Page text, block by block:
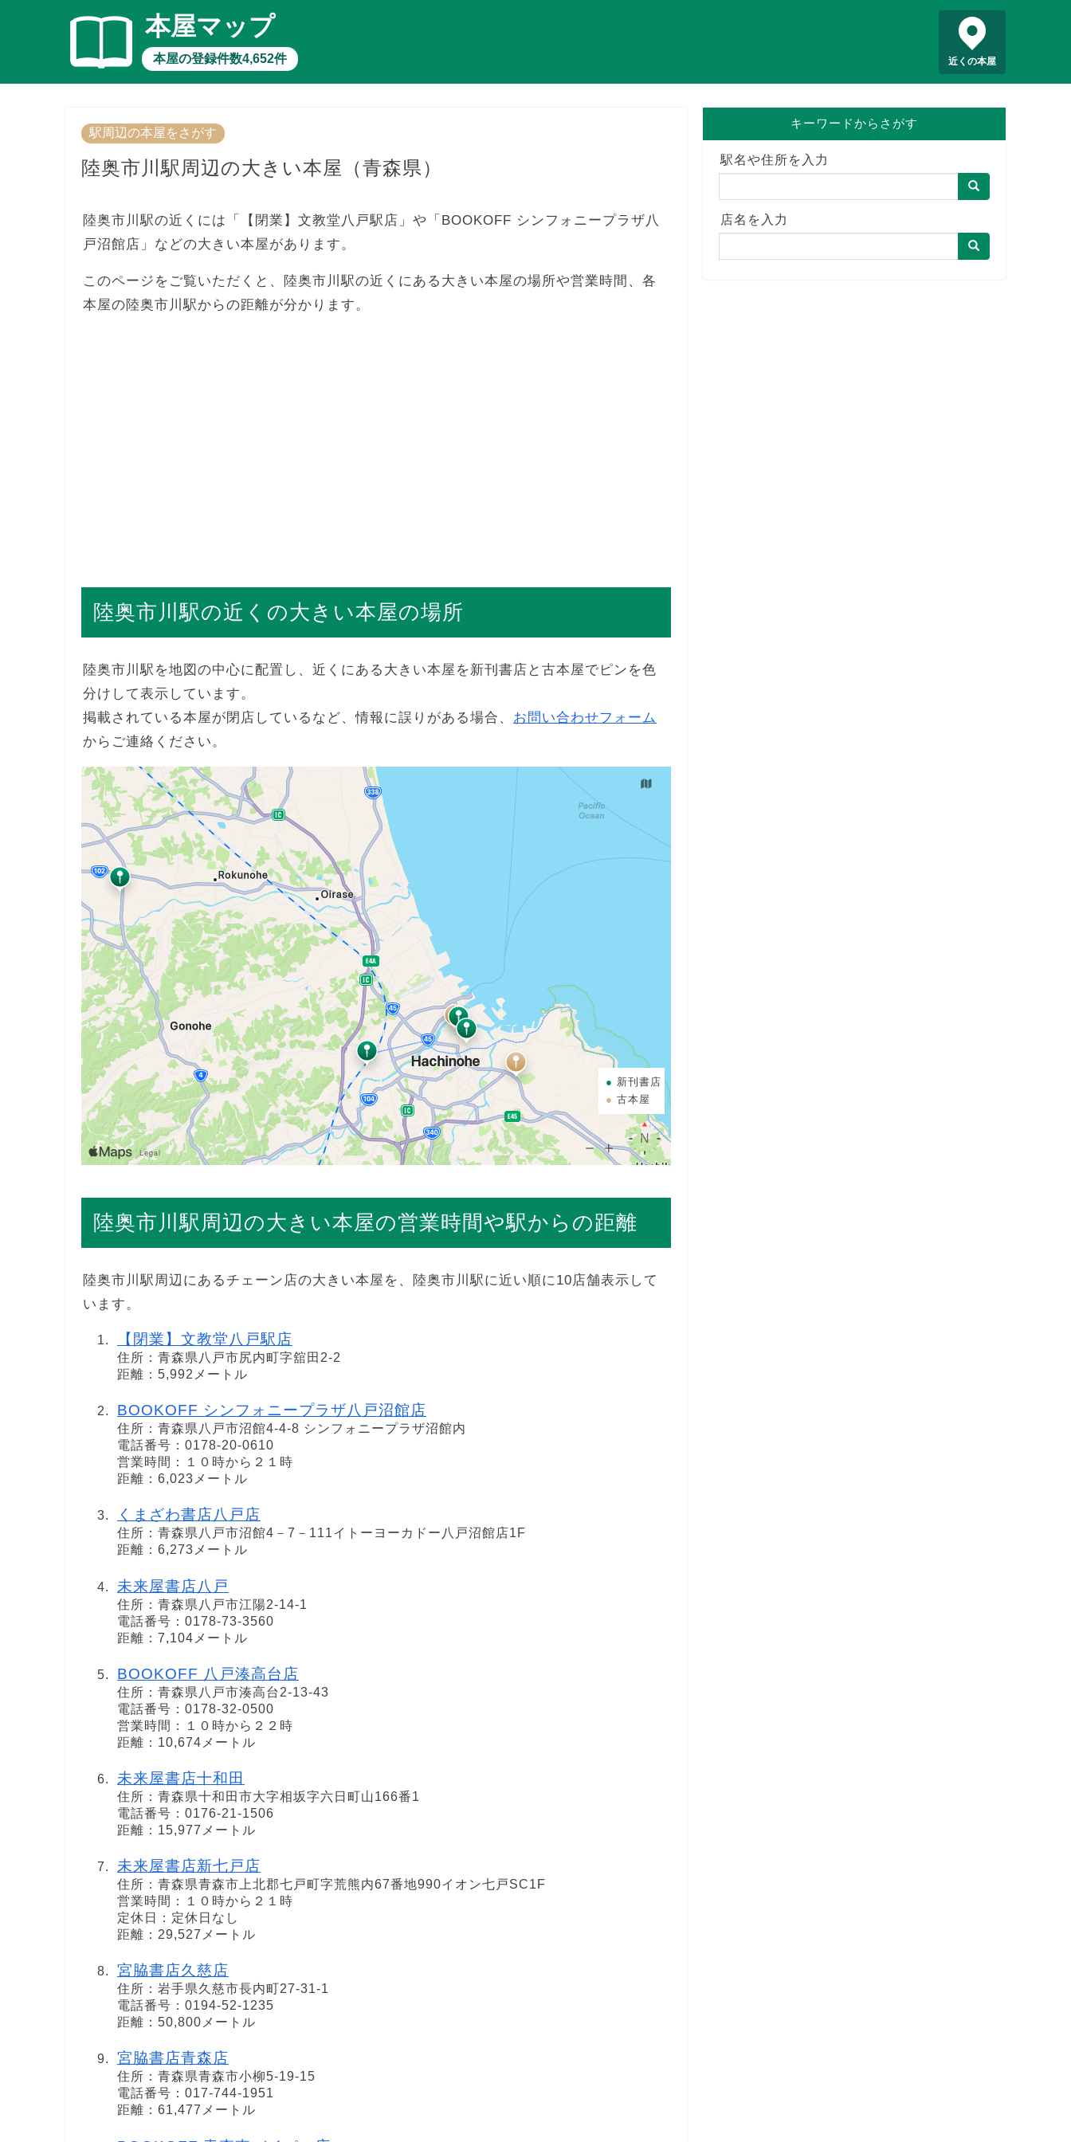
本屋マップ
本屋の登録件数4,652件 近くの本屋
駅周辺の本屋をさがす
陸奥市川駅周辺の大きい本屋（青森県）
陸奥市川駅の近くには「【閉業】文教堂八戸駅店」や「BOOKOFF シンフォニープラザ八
戸沼館店」などの大きい本屋があります。
このページをご覧いただくと、陸奥市川駅の近くにある大きい本屋の場所や営業時間、各
本屋の陸奥市川駅からの距離が分かります。
陸奥市川駅の近くの大きい本屋の場所
陸奥市川駅を地図の中心に配置し、近くにある大きい本屋を新刊書店と古本屋でピンを色
分けして表示しています。
掲載されている本屋が閉店しているなど、情報に誤りがある場合、 お問い合わせフォーム
からご連絡ください。
新刊書店
古本屋
陸奥市川駅周辺の大きい本屋の営業時間や駅からの距離
陸奥市川駅周辺にあるチェーン店の大きい本屋を、陸奥市川駅に近い順に10店舗表示して
います。
【閉業】文教堂八戸駅店
住所：青森県八戸市尻内町字舘田2-2
距離：5,992メートル
BOOKOFF シンフォニープラザ八戸沼館店
住所：青森県八戸市沼館4-4-8 シンフォニープラザ沼館内
電話番号：0178-20-0610
営業時間：１０時から２１時
距離：6,023メートル
くまざわ書店八戸店
住所：青森県八戸市沼館4－7－111イトーヨーカドー八戸沼館店1F
距離：6,273メートル
未来屋書店八戸
住所：青森県八戸市江陽2-14-1
電話番号：0178-73-3560
距離：7,104メートル
BOOKOFF 八戸湊高台店
住所：青森県八戸市湊高台2-13-43
電話番号：0178-32-0500
営業時間：１０時から２２時
距離：10,674メートル
未来屋書店十和田
住所：青森県十和田市大字相坂字六日町山166番1
電話番号：0176-21-1506
距離：15,977メートル
未来屋書店新七戸店
住所：青森県青森市上北郡七戸町字荒熊内67番地990イオン七戸SC1F
営業時間：１０時から２１時
定休日：定休日なし
距離：29,527メートル
宮脇書店久慈店
住所：岩手県久慈市長内町27-31-1
電話番号：0194-52-1235
距離：50,800メートル
宮脇書店青森店
住所：青森県青森市小柳5-19-15
電話番号：017-744-1951
距離：61,477メートル
キーワードからさがす
駅名や住所を入力
店名を入力